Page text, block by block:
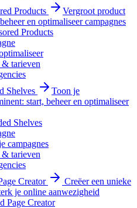
Products
Vergroot product
en optimaliseer campagnes
Products
tarieven
Shelves
Toon je
start, beheer en optimaliseer
Shelves
campagnes
tarieven
Creator
Creëer een unieke
je online aanwezigheid
Page Creator